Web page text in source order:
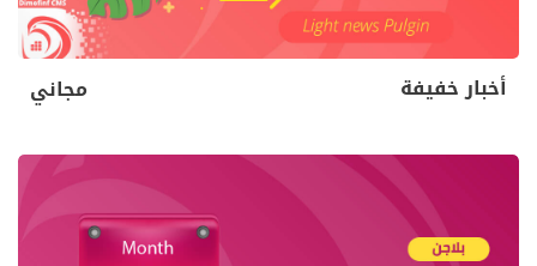
أخبار خفيفة مجاني